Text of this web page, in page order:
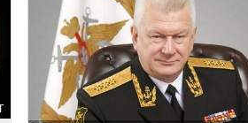
ON
В
Posted
in